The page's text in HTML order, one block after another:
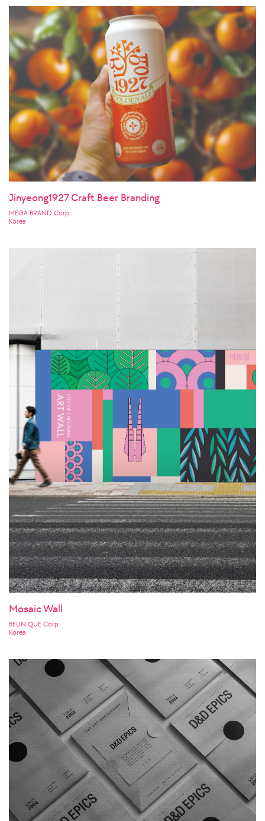
Jinyeong1927 Craft Beer Branding
MEGA BRAND Corp.
Korea
Mosaic Wall
BEUNIQUE Corp.
Korea